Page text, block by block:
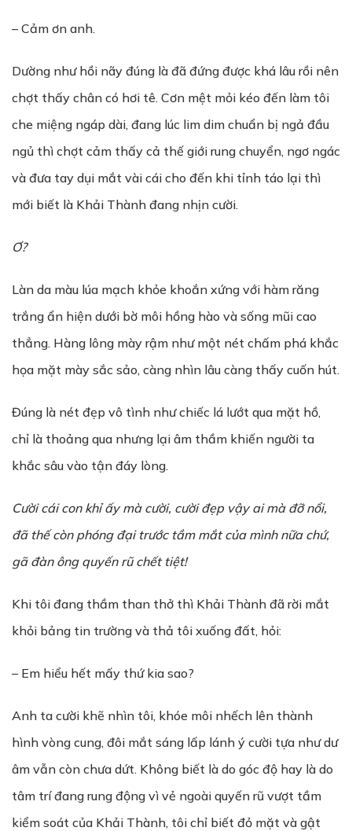
– Cảm ơn anh.
Dường như hồi nãy đúng là đã đứng được khá lâu rồi nên
chợt thấy chân có hơi tê. Cơn mệt mỏi kéo đến làm tôi
che miệng ngáp dài, đang lúc lim dim chuẩn bị ngả đầu
ngủ thì chợt cảm thấy cả thế giới rung chuyển, ngơ ngác
và đưa tay dụi mắt vài cái cho đến khi tỉnh táo lại thì
mới biết là Khải Thành đang nhịn cười.
Ơ?
Làn da màu lúa mạch khỏe khoắn xứng với hàm răng
trắng ẩn hiện dưới bờ môi hồng hào và sống mũi cao
thẳng. Hàng lông mày rậm như một nét chấm phá khắc
họa mặt mày sắc sảo, càng nhìn lâu càng thấy cuốn hút.
Đúng là nét đẹp vô tình như chiếc lá lướt qua mặt hồ,
chỉ là thoảng qua nhưng lại âm thầm khiến người ta
khắc sâu vào tận đáy lòng.
Cười cái con khỉ ấy mà cười, cười đẹp vậy ai mà đỡnổi,
đã thếcòn phóng đại trước tầm mắt của mình nữa chứ,
gã đàn ông quyến rũ chết tiệt!
Khi tôi đang thầm than thở thì Khải Thành đã rời mắt
khỏi bảng tin trường và thả tôi xuống đất, hỏi:
– Em hiểu hết mấy thứ kia sao?
Anh ta cười khẽ nhìn tôi, khóe môi nhếch lên thành
hình vòng cung, đôi mắt sáng lấp lánh ý cười tựa như dư
âm vẫn còn chưa dứt. Không biết là do góc độ hay là do
tâm trí đang rung động vì vẻ ngoài quyến rũ vượt tầm
kiểm soát của Khải Thành, tôi chỉ biết đỏ mặt và gật